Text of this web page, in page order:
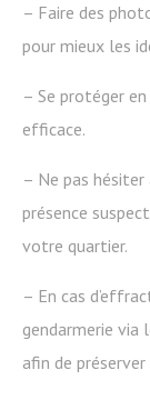
– Faire des
pour mieux les
– Se protéger
efficace.
– Ne pas
présence
votre quartier.
– En cas
gendarmerie via
afin de